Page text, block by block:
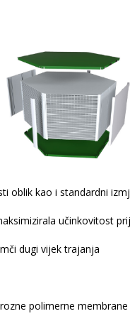
oblik kao i standardni
učinkovitost
dugi vijek trajanja
polimerne